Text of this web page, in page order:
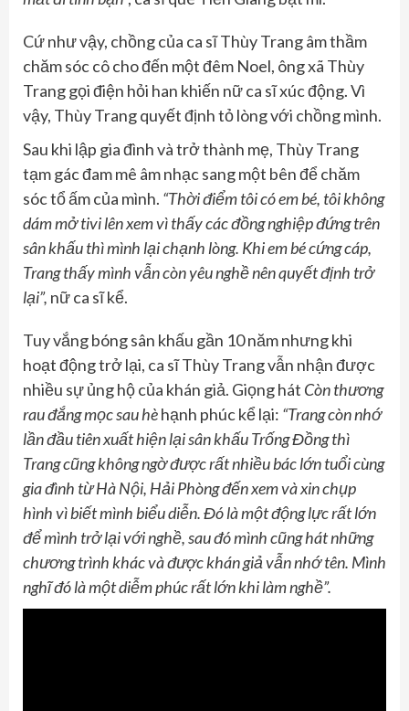
Cứ như vậy, chồng của ca sĩ Thùy Trang âm thầm
chăm sóc cô cho đến một đêm Noel, ông xã Thùy
Trang gọi điện hỏi han khiến nữ ca sĩ xúc động. Vì
vậy, Thùy Trang quyết định tỏ lòng với chồng mình.
Sau khi lập gia đình và trở thành mẹ, Thùy Trang
tạm gác đam mê âm nhạc sang một bên để chăm
sóc tổ ấm của mình. “Thời điểmtôicó em bé, tôikhông
dám mở tivi lên xem vì thấy các đồng nghiệp đứng trên
sân khấu thì mình lại chạnh lòng. Khi em bé cứng cáp,
Trang thấy mình vẫn còn yêu nghề nên quyết định trở
lại”, nữ ca sĩ kể.
Tuy vắng bóng sân khấu gần 10 năm nhưng khi
hoạt động trở lại, ca sĩ Thùy Trang vẫn nhận được
nhiều sự ủng hộ của khán giả. Giọng hát Còn thương
rau đắng mọc sau hèhạnh phúc kể lại: “Trang còn nhớ
lần đầu tiên xuất hiện lại sân khấu Trống Đồng thì
Trang cũng không ngờ được rất nhiều bác lớn tuổi cùng
gia đình từ Hà Nội, Hải Phòng đến xem và xin chụp
hình vì biết mình biểu diễn. Đó là một động lực rất lớn
để mình trở lại với nghề, sau đó mình cũng hát những
chương trình khác và được khán giả vẫn nhớ tên. Mình
nghĩ đó là một diễm phúc rất lớn khi làm nghề”.